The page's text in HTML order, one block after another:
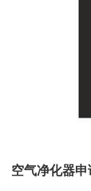
空气净化器